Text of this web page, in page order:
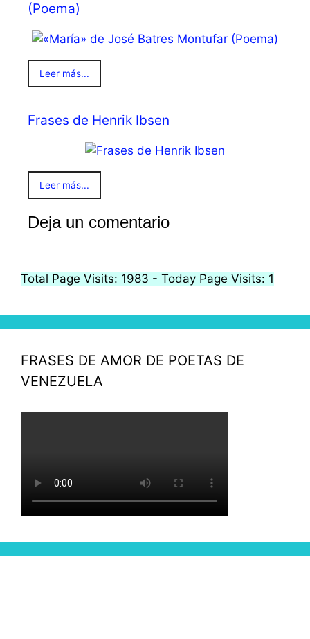
(Poema)
Leer más...
Frases de Henrik Ibsen
Leer más...
Deja un comentario
Total Page Visits: 1983 - Today Page Visits: 1
FRASES DE AMOR DE POETAS DE
VENEZUELA